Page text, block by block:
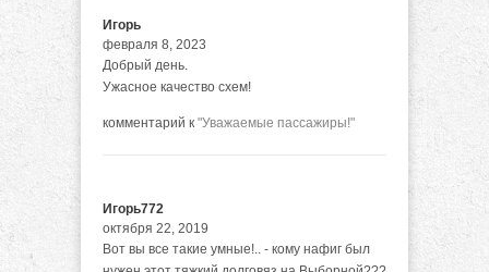
Игорь
февраля 8, 2023
Добрый день.
Ужасное качество схем!
комментарий к "Уважаемые пассажиры!"
Игорь772
октября 22, 2019
Вот вы все такие умные!.. - кому нафиг был